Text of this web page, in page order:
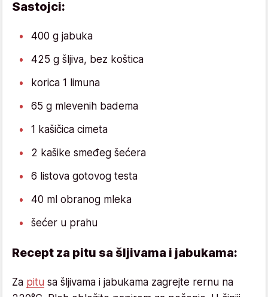
Sastojci:
400 g jabuka
425 g šljiva, bez koštica
korica 1 limuna
65 g mlevenih badema
1 kašičica cimeta
2 kašike smeđeg šećera
6 listova gotovog testa
40 ml obranog mleka
šećer u prahu
Recept za pitu sa šljivama i jabukama:
Za pitu sa šljivama i jabukama zagrejte rernu na